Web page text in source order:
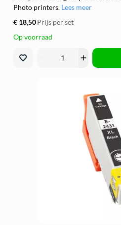
Photo printers. Lees meer
€ 18,50Prijs per set
Op voorraad
add